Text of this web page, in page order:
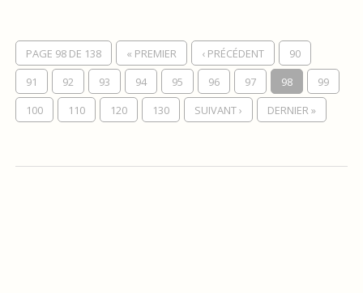
PAGE 98 DE 138 « PREMIER ‹ PRÉCÉDENT
90
91
92 93 94 95 96 97 98
99
100
110 120 130 SUIVANT › DERNIER »